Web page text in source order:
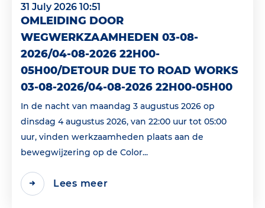
31 July 2026 10:51
OMLEIDING DOOR
WEGWERKZAAMHEDEN 03-08-
2026/04-08-2026 22H00-
05H00/DETOUR DUE TO ROAD WORKS
03-08-2026/04-08-2026 22H00-05H00
In de nacht van maandag 3 augustus 2026 op
dinsdag 4 augustus 2026, van 22:00 uur tot 05:00
uur, vinden werkzaamheden plaats aan de
bewegwijzering op de Color...
Lees meer